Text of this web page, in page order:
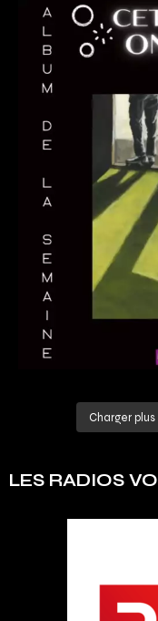
Charger plus
LES RADIOS